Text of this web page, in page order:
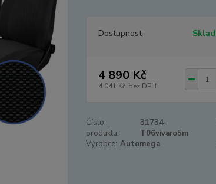
Dostupnost
4 890 Kč
4 041 Kč bez DPH
Číslo
produktu:
31734-
T06vivaro5m
Výrobce: Automega